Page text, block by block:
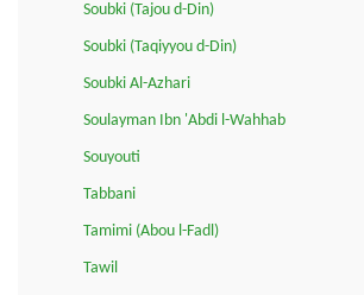
Soubki (Tajou d-Din)
Soubki (Taqiyyou d-Din)
Soubki Al-Azhari
Soulayman Ibn 'Abdi l-Wahhab
Souyouti
Tabbani
Tamimi (Abou l-Fadl)
Tawil